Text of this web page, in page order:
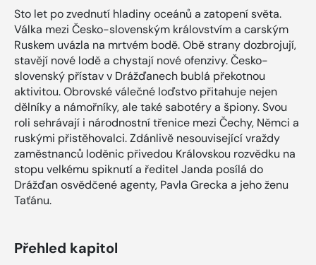
Sto let po zvednutí hladiny oceánů a zatopení světa.
Válka mezi Česko-slovenským královstvím a carským
Ruskem uvázla na mrtvém bodě. Obě strany dozbrojují,
stavějí nové lodě a chystají nové ofenzivy. Česko-
slovenský přístav v Drážďanech bublá překotnou
aktivitou. Obrovské válečné loďstvo přitahuje nejen
dělníky a námořníky, ale také sabotéry a špiony. Svou
roli sehrávají i národnostní třenice mezi Čechy, Němci a
ruskými přistěhovalci. Zdánlivě nesouvisející vraždy
zaměstnanců loděnic přivedou Královskou rozvědku na
stopu velkému spiknutí a ředitel Janda posílá do
Drážďan osvědčené agenty, Pavla Grecka a jeho ženu
Taťánu.
Přehled kapitol